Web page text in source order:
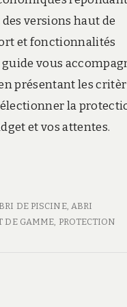
versions haut de
et fonctionnalités
vous
présentant les
la
et vos attentes.
DE PISCINE, ABRI
DE GAMME PROTECTION